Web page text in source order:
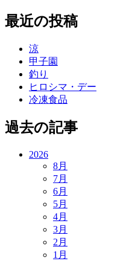
最近の投稿
涼
甲子園
釣り
ヒロシマ・デー
冷凍食品
過去の記事
2026
8月
7月
6月
5月
4月
3月
2月
1月